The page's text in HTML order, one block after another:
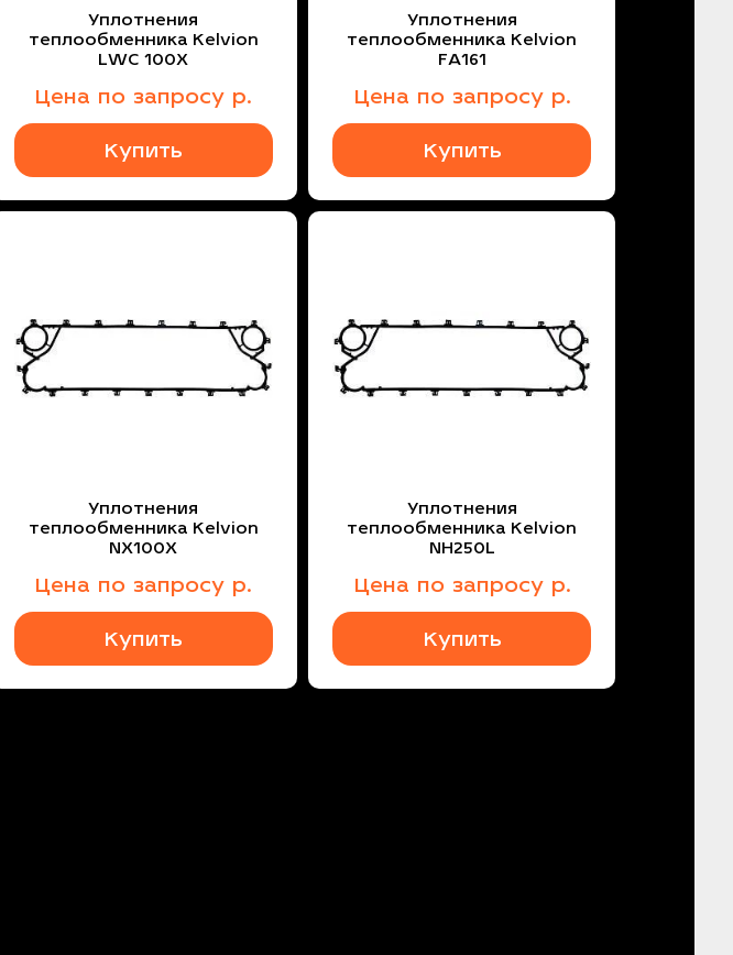
Уплотнения
теплообменника Kelvion
LWC 100X
Цена по запросу р.
Купить
Уплотнения
теплообменника Kelvion
FA161
Цена по запросур.
Купить
Уплотнения
теплообменника Kelvion
NX100X
Цена по запросу р.
Купить
Уплотнения
теплообменника Kelvion
NH250L
Цена по запросур.
Купить